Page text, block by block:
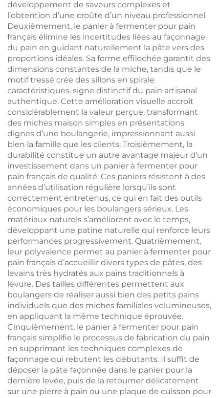
développement de saveurs complexes et
l’obtention d’une croûte d’un niveau professionnel.
Deuxièmement, le panier à fermenter pour pain
français élimine les incertitudes liées au façonnage
du pain en guidant naturellement la pâte vers des
proportions idéales. Sa forme effilochée garantit des
dimensions constantes de la miche, tandis que le
motif tressé crée des sillons en spirale
caractéristiques, signe distinctif du pain artisanal
authentique. Cette amélioration visuelle accroît
considérablement la valeur perçue, transformant
des miches maison simples en présentations
dignes d’une boulangerie, impressionnant aussi
bien la famille que les clients. Troisièmement, la
durabilité constitue un autre avantage majeur d’un
investissement dans un panier à fermenter pour
pain français de qualité. Ces paniers résistent à des
années d’utilisation régulière lorsqu’ils sont
correctement entretenus, ce qui en fait des outils
économiques pour les boulangers sérieux. Les
matériaux naturels s’améliorent avec le temps,
développant une patine naturelle qui renforce leurs
performances progressivement. Quatrièmement,
leur polyvalence permet au panier à fermenter pour
pain français d’accueillir divers types de pâtes, des
levains très hydratés aux pains traditionnels à
levure. Des tailles différentes permettent aux
boulangers de réaliser aussi bien des petits pains
individuels que des miches familiales volumineuses,
en appliquant la même technique éprouvée.
Cinquièmement, le panier à fermenter pour pain
français simplifie le processus de fabrication du pain
en supprimant les techniques complexes de
façonnage qui rebutent les débutants. Il suffit de
déposer la pâte façonnée dans le panier pour la
dernière levée, puis de la retourner délicatement
sur une pierre à pain ou une plaque de cuisson pour